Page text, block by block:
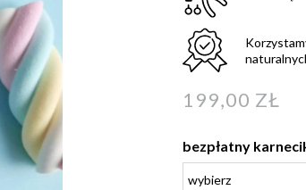
199,00 ZŁ
bezpłatny